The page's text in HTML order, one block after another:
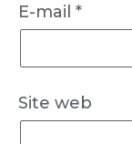
E-mail *
Site web